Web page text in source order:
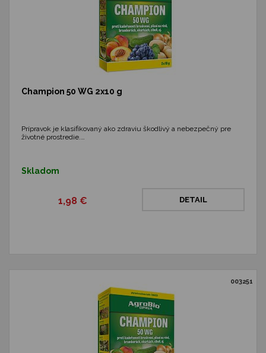
Champion 50 WG 2x10 g
Prípravok je klasifikovaný ako zdraviu škodlivý a nebezpečný pre
životné prostredie.…
Skladom
1,98 € DETAIL
003251